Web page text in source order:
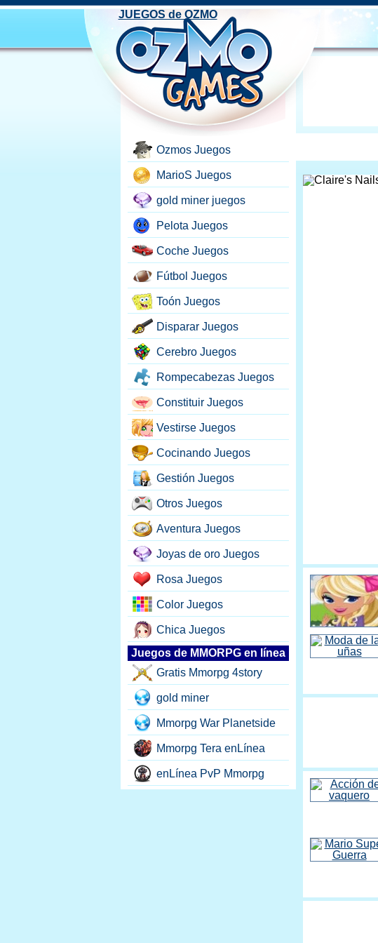
Ozmos Juegos
MarioS Juegos
gold miner juegos
Pelota Juegos
Coche Juegos
Fútbol Juegos
Toón Juegos
Disparar Juegos
Cerebro Juegos
Rompecabezas Juegos
Constituir Juegos
Vestirse Juegos
Cocinando Juegos
Gestión Juegos
Otros Juegos
Aventura Juegos
Joyas de oro Juegos
Rosa Juegos
Color Juegos
Chica Juegos
Juegos de MMORPG en línea
Gratis Mmorpg 4story
gold miner
Mmorpg War Planetside
Mmorpg Tera enLínea
enLínea PvP Mmorpg
JUEGOS de OZMO